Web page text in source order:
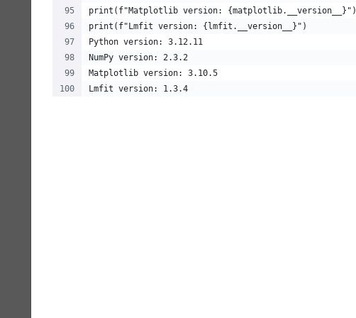
print(f"Matplotlib version: {matplotlib.__version__}")
print(f"Lmfit version: {lmfit.__version__}")
Python version: 3.12.11
NumPy version: 2.3.2
Matplotlib version: 3.10.5
Lmfit version: 1.3.4